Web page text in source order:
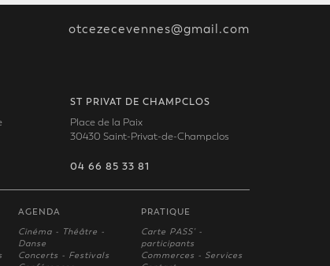
otcezecevennes@gmail.com
ST PRIVAT DE CHAMPCLOS
Place de la Paix
30430 Saint-Privat-de-Champclos
04 66 85 33 81
AGENDA
Cinéma - Théâtre -
Danse
Concerts - Festivals
PRATIQUE
Carte PASS' -
participants
Commerces - Services